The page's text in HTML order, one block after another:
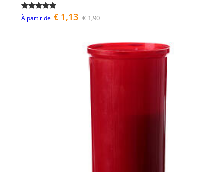
À partir de € 1,13 € 1,90